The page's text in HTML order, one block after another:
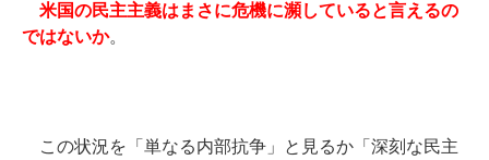
米国の民主主義はまさに危機に瀕していると言えるの
ではないか。
この状況を「単なる内部抗争」と見るか「深刻な民主